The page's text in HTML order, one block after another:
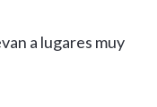
a lugares muy